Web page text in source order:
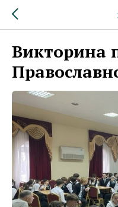
Викторина